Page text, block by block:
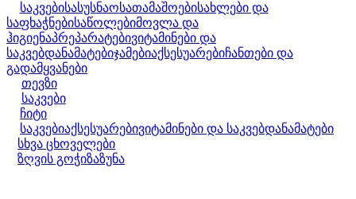
საკვებისასუსნაოსათამაშოებისახლები და
საფხაჭნებისაწოლებიმოვლა და
ჰიგიენაპრეპარატებივიტამინები და
საკვებდანამატებიჯამებიაქსესუარებიჩანთები და
გადამყვანები
თევზი
საკვები
ჩიტი
საკვებიაქსესუარებივიტამინები და საკვებდანამატები
სხვა ცხოველები
ზღვის გოჭიზაზუნა